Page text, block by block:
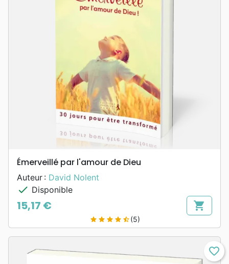
Émerveillé par l'amour de Dieu
Auteur : David Nolent
check Disponible
Prix
15,17 € shopping_cart
star star star star star_half(5)
favorite_border